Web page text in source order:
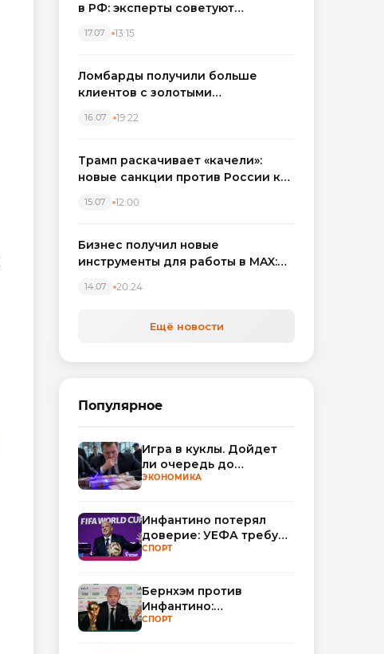
в РФ: эксперты советуют
17.07 13:15
Ломбарды получили больше
клиентов с золотыми
вырос на фоне подорожания
16.07 19:22
Трамп раскачивает «качели»:
новые санкции против России как
15.07 12:00
Бизнес получил новые
инструменты для работы в MAX:
автоматизируют обработку
14.07 20:24
Ещё новости
Популярное
Игра в куклы. Дойдет
ли очередь до
Миллера?
ЭКОНОМИКА
Инфантино потерял
доверие: УЕФА требует
смены руководства
СПОРТ
Бернхэм против
Инфантино:
политический кризис в
СПОРТ